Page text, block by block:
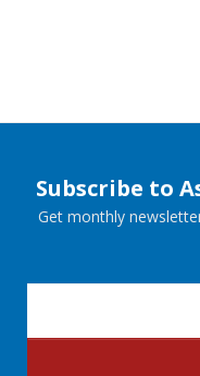
Subscribe to
Get monthly